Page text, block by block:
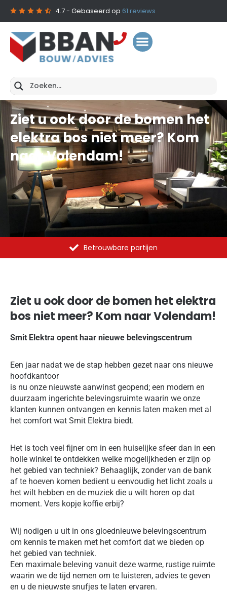
4.7- Gebaseerd op 61 reviews
Ziet u ook door de bomen het
elektra bos niet meer? Kom
naar Volendam!
Betrouwbare partijen
Ziet u ook door de bomen het elektra
bos niet meer? Kom naar Volendam!
Smit Elektra opent haar nieuwe belevingscentrum
Een jaar nadat we de stap hebben gezet naar ons nieuwe
hoofdkantoor
is nu onze nieuwste aanwinst geopend; een modern en
duurzaam ingerichte belevingsruimte waarin we onze
klanten kunnen ontvangen en kennis laten maken met al
het comfort wat Smit Elektra biedt.
Het is toch veel fijner om in een huiselijke sfeer dan in een
holle winkel te ontdekken welke mogelijkheden er zijn op
het gebied van techniek? Behaaglijk, zonder van de bank
af te hoeven komen bedient u eenvoudig het licht zoals u
het wilt hebben en de muziek die u wilt horen op dat
moment. Vers kopje koffie erbij?
Wij nodigen u uit in ons gloednieuwe belevingscentrum
om kennis te maken met het comfort dat we bieden op
het gebied van techniek.
Een maximale beleving vanuit deze warme, rustige ruimte
waarin we de tijd nemen om te luisteren, advies te geven
en u de nieuwste snufjes te laten ervaren.